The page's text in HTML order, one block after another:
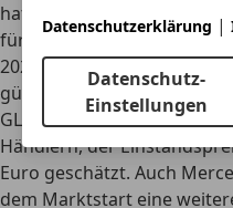
Datenschutzerklärung |
Datenschutz-
Einstellungen
hat für das Frühjahr 2026
für 68.900 Euro
2025 im ungarischen
günstigere Variante ab
GLC 400 EQkommt in der
Händlern, der
Euro geschätzt. Auch
dem Marktstart eine